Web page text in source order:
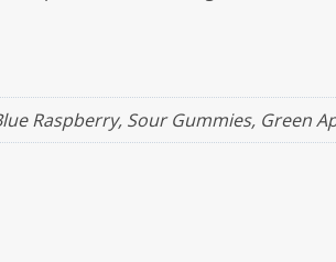
Raspberry, Sour Gummies, Green